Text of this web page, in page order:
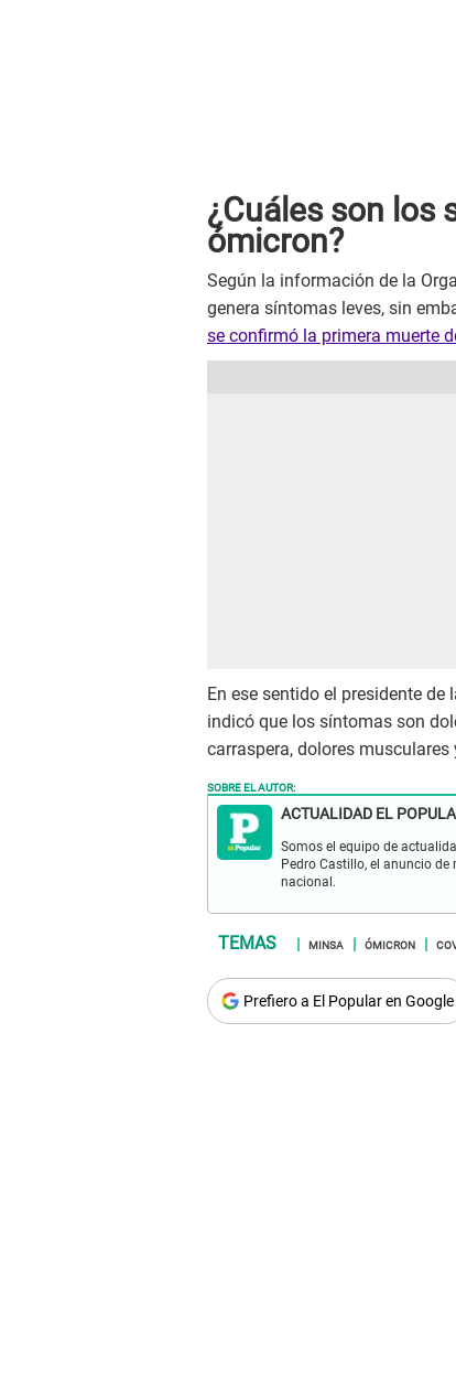
¿Cuáles son los
ómicron?
Según la información de la
genera síntomas leves, sin
se confirmó la primera muerte
En ese sentido el presidente
indicó que los síntomas son
carraspera, dolores musculares
SOBRE EL AUTOR:
ACTUALIDAD EL
Somos el equipo de
Pedro Castillo, el anuncio
nacional.
MINSA ÓMICRON
Prefiero a El Popular en Google